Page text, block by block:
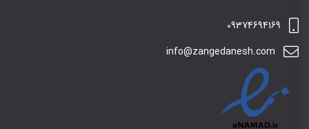
09374694169
info@zangedanesh.com